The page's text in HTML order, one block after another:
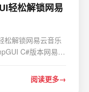
轻松解锁网易
松解锁网易云音乐
C#版本网易云
nc/ncmdumpGUI
阅读更多